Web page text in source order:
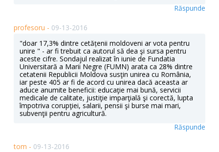
Răspunde
profesoru - 09-13-2016
"doar 17,3% din­tre cetățenii moldoveni ar vota pentru
uni­re " - ar fi trebuit ca autorul să dea şi sursa pentru
aceste cifre. Sondajul realizat în iunie de Fundatia
Universitară a Marii Negre (FUMN) arata ca 28% dintre
cetatenii Republicii Moldova susţin unirea cu România,
iar peste 405 ar fi de acord cu unirea dacă aceasta ar
aduce anumite beneficii: educaţie mai bună, servicii
medicale de calitate, justiţie imparţială şi corectă, lupta
împotriva corupţiei, salarii, pensii şi burse mai mari,
subvenţii pentru agricultură.
Răspunde
tom - 09-13-2016